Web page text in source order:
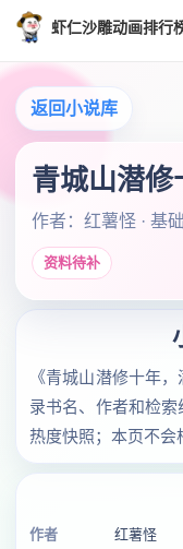
虾仁沙雕动画排行
返回小说库
青城山潜修
作者：红薯怪 · 基
资料待补
《青城山潜修十年
录书名、作者和检
热度快照；本页不会
作者 红薯怪